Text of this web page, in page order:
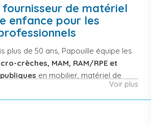
fournisseur de matériel
enfance pour les
plus de 50 ans, Papouille équipe les
crèches, MAM, RAM/RPE et
en mobilier, matériel de
et équipement pour structures
petite enfance. Notre offre couvre
Voir plus